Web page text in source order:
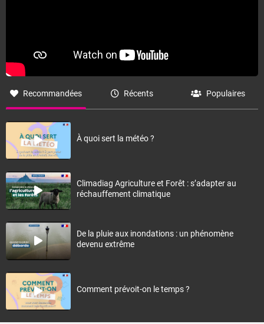
Recommandées Récents Populaires
À quoi sert la météo ?
Climadiag Agriculture et Forêt : s’adapter au
réchauffement climatique
De la pluie aux inondations : un phénomène
devenu extrême
Comment prévoit-on le temps ?